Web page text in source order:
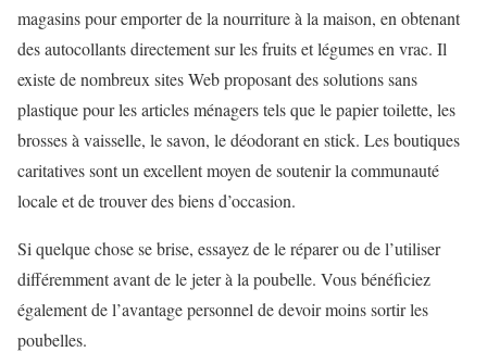
magasins pour emporter de la nourriture à la maison, en obtenant
des autocollants directement sur les fruits et légumes en vrac. Il
existe de nombreux sites Web proposant des solutions sans
plastique pour les articles ménagers tels que le papier toilette, les
brosses à vaisselle, le savon, le déodorant en stick. Les boutiques
caritatives sont un excellent moyen de soutenir la communauté
locale et de trouver des biens d’occasion.
Si quelque chose se brise, essayez de le réparer ou de l’utiliser
différemment avant de le jeter à la poubelle. Vous bénéficiez
également de l’avantage personnel de devoir moins sortir les
poubelles.